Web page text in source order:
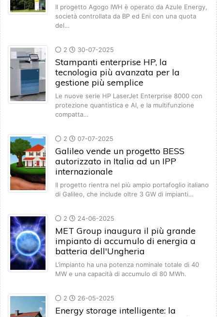
Il progetto Agogo IWH è operato da Azule Energy,
società controllata da BP ed Eni con una quota
del…
2 30-07-2025
Stampanti enterprise HP, la
tecnologia più avanzata per la
gestione più semplice
Le nuove serie HP LaserJet Enterprise 8000 con
protezione quantistica e AI, e la multifunzione
compatta…
2 07-07-2025
Galileo vende un progetto BESS
autorizzato in Italia ad un IPP
internazionale
Il progetto rientra nel più ampio portafoglio italiano
di Galileo, che include oltre 3 GW di impianti…
2 24-06-2025
MET Group inaugura il più grande
impianto di accumulo di energia a
batteria dell'Ungheria
L’impianto ha una potenza nominale totale di 40
MW e una capacità di accumulo di 80 MWh.
2 26-05-2025
Energy storage intelligente: la